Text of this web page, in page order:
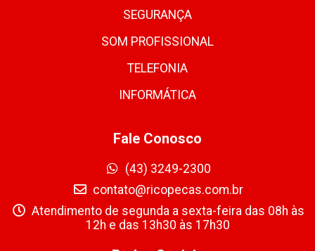
SEGURANÇA
SOM PROFISSIONAL
TELEFONIA
INFORMÁTICA
Fale Conosco
(43) 3249-2300
contato@ricopecas.com.br
Atendimento de segunda a sexta-feira das 08h às
12h e das 13h30 às 17h30